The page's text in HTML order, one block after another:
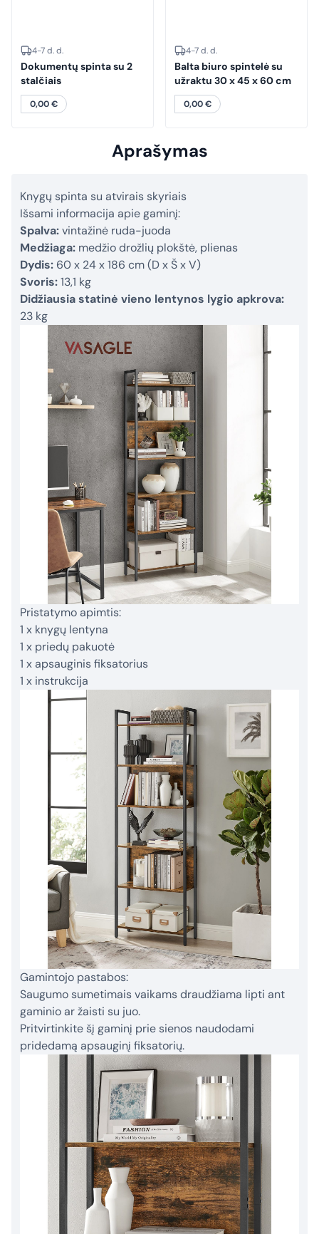
4-7 d. d.
Dokumentų spinta su 2
stalčiais
0,00€
4-7 d. d.
Balta biuro spintelė su
užraktu 30 x 45 x 60 cm
0,00€
Aprašymas
Knygų spinta su atvirais skyriais
Išsami informacija apie gaminį:
Spalva:vintažinė ruda-juoda
Medžiaga: medžio drožlių plokštė, plienas
Dydis: 60 x 24 x 186 cm (D x Š x V)
Svoris:13,1 kg
Didžiausia statinė vieno lentynos lygio apkrova:
23 kg
Pristatymo apimtis:
1 x knygų lentyna
1 x priedų pakuotė
1 x apsauginis fiksatorius
1 x instrukcija
Gamintojo pastabos:
Saugumo sumetimais vaikams draudžiama lipti ant
gaminio ar žaisti su juo.
Pritvirtinkite šį gaminį prie sienos naudodami
pridedamą apsauginį fiksatorių.